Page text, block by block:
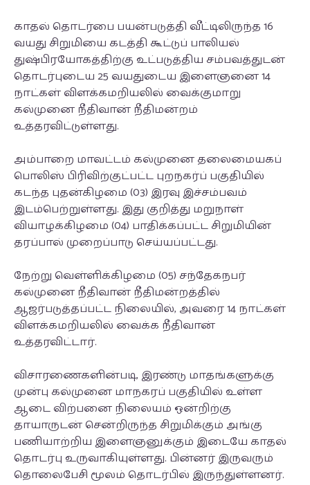
காதல் தொடர்பை பயன்படுத்தி வீட்டிலிருந்த 16
வயது சிறுமியை கடத்தி கூட்டுப் பாலியல்
துஷ்பிரயோகத்திற்கு உட்படுத்திய சம்பவத்துடன்
தொடர்புடைய 25 வயதுடைய இளைஞனை 14
நாட்கள் விளக்கமறியலில் வைக்குமாறு
கல்முனை நீதிவான் நீதிமன்றம்
உத்தரவிட்டுள்ளது.
அம்பாறை மாவட்டம் கல்முனை தலைமையகப்
பொலிஸ் பிரிவிற்குட்பட்ட புறநகர்ப் பகுதியில்
கடந்த புதன்கிழமை (03) இரவு இச்சம்பவம்
இடம்பெற்றுள்ளது. இது குறித்து மறுநாள்
வியாழக்கிழமை (04) பாதிக்கப்பட்ட சிறுமியின்
தரப்பால் முறைப்பாடு செய்யப்பட்டது.
நேற்று வெள்ளிக்கிழமை (05) சந்தேகநபர்
கல்முனை நீதிவான் நீதிமன்றத்தில்
ஆஜர்படுத்தப்பட்ட நிலையில், அவரை 14 நாட்கள்
விளக்கமறியலில் வைக்க நீதிவான்
உத்தரவிட்டார்.
விசாரணைகளின்படி, இரண்டு மாதங்களுக்கு
முன்பு கல்முனை மாநகரப் பகுதியில் உள்ள
ஆடை விற்பனை நிலையம் ஒன்றிற்கு
தாயாருடன் சென்றிருந்த சிறுமிக்கும் அங்கு
பணியாற்றிய இளைஞனுக்கும் இடையே காதல்
தொடர்பு உருவாகியுள்ளது. பின்னர் இருவரும்
தொலைபேசி மூலம் தொடர்பில் இருந்துள்ளனர்.